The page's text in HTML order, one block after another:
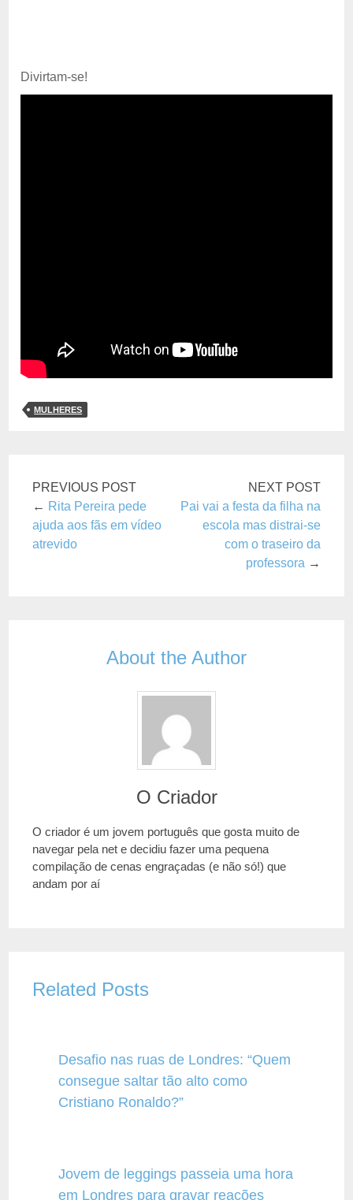
Divirtam-se!
MULHERES
PREVIOUS POST
← Rita Pereira pede
ajuda aos fãs em vídeo
atrevido
NEXT POST
Pai vai a festa da filha na
escola mas distrai-se
com o traseiro da
professora →
About the Author
O Criador
O criador é um jovem português que gosta muito de
navegar pela net e decidiu fazer uma pequena
compilação de cenas engraçadas (e não só!) que
andam por aí
Related Posts
Desafio nas ruas de Londres: “Quem
consegue saltar tão alto como
Cristiano Ronaldo?”
Jovem de leggings passeia uma hora
em Londres para gravar reações